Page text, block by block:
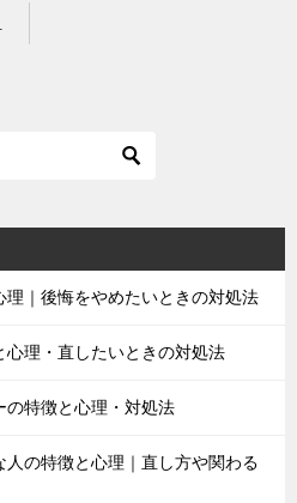
対処法
理｜後悔をやめたいときの対処法
理・直したいときの対処法
の特徴と心理・対処法
人の特徴と心理｜直し方や関わる